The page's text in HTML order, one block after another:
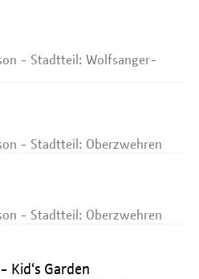
- Stadtteil: Wolfsanger-
- Stadtteil: Oberzwehren
- Stadtteil: Oberzwehren
Kid‘s Garden